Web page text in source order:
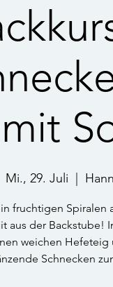
Mi., 29. Juli
  |
fruchtigen Spiralen
aus der Backstube!
weichen Hefeteig
Schnecken